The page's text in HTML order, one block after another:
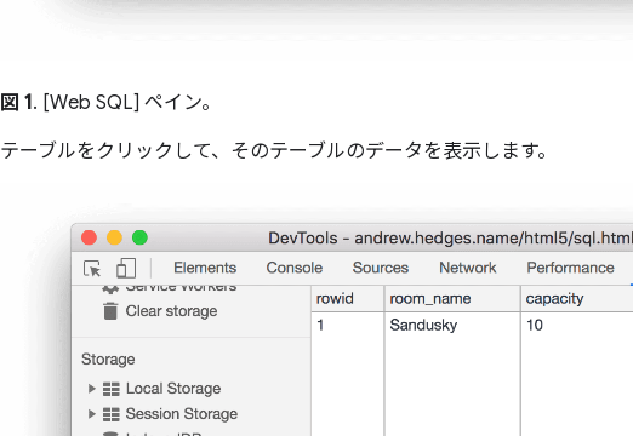
図 1. [Web SQL] ペイン。
テーブルをクリックして、そのテーブルのデータを表示します。